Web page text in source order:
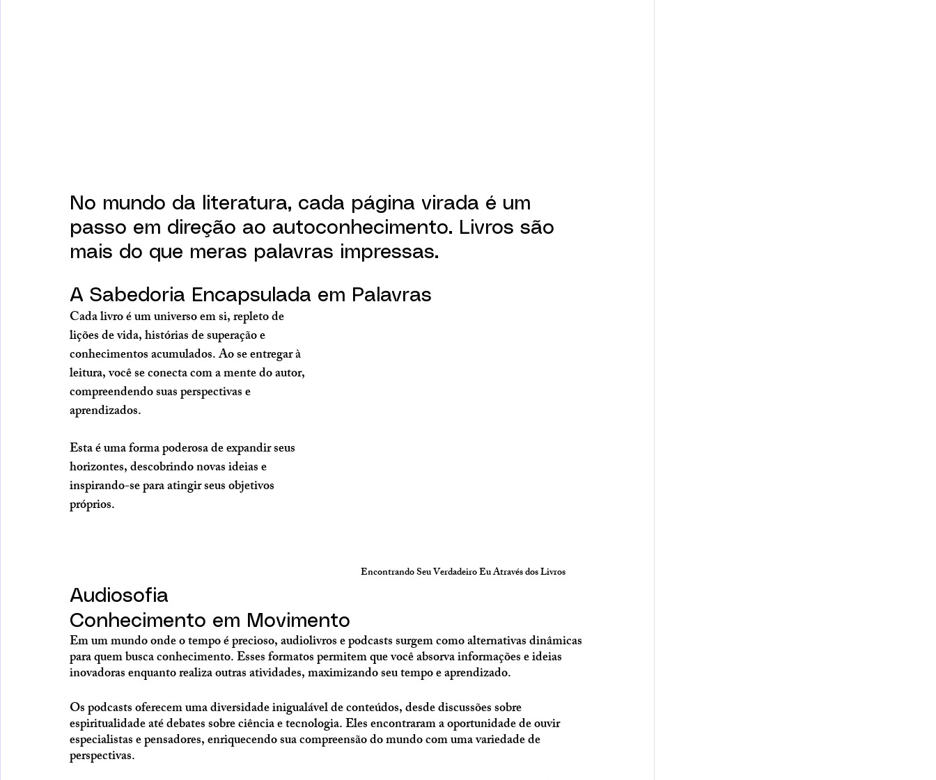
No mundo da literatura, cada página virada é um
passo em direção ao autoconhecimento. Livros são
mais do que meras palavras impressas.
A Sabedoria Encapsulada em Palavras
Encontrando Seu Verdadeiro Eu Através dos Livros
Cada livro é um universo em si, repleto de
lições de vida, histórias de superação e
conhecimentos acumulados. Ao se entregar à
leitura, você se conecta com a mente do autor,
compreendendo suas perspectivas e
aprendizados.
Esta é uma forma poderosa de expandir seus
horizontes, descobrindo novas ideias e
inspirando-se para atingir seus objetivos
próprios.
Audiosofia
Conhecimento em Movimento
Em um mundo onde o tempo é precioso, audiolivros e podcasts surgem como alternativas dinâmicas
para quem busca conhecimento. Esses formatos permitem que você absorva informações e ideias
inovadoras enquanto realiza outras atividades, maximizando seu tempo e aprendizado.
Os podcasts oferecem uma diversidade inigualável de conteúdos, desde discussões sobre
espiritualidade até debates sobre ciência e tecnologia. Eles encontraram a oportunidade de ouvir
especialistas e pensadores, enriquecendo sua compreensão do mundo com uma variedade de
perspectivas.